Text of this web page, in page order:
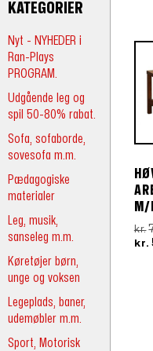
KATEGORIER
Nyt - NYHEDER i
Ran-Plays
PROGRAM.
Udgående leg og
spil 50-80% rabat.
Sofa, sofaborde,
sovesofa m.m.
Pædagogiske
materialer
Leg, musik,
sanseleg m.m.
Køretøjer børn,
unge og voksen
Legeplads, baner,
udemøbler m.m.
Sport, Motorisk
M/
kr.
kr.